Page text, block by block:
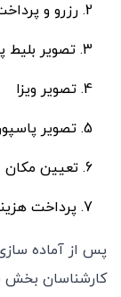
رزرو و
تصویر بلیط
تصویر ویزا
تصویر
تعیین مکان
پرداخت
پس از آماده
کارشناسان بخش